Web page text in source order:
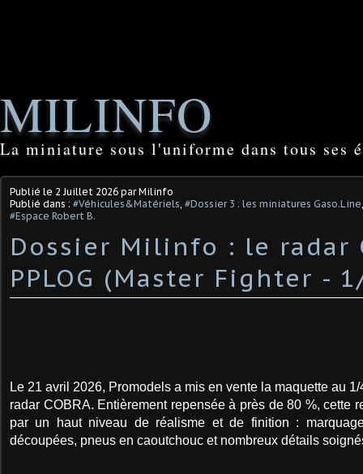
MILINFO
La miniature sous l'uniforme dans tous ses
Publié le 2 Juillet 2026 par Milinfo
Publié dans : #Véhicules&Matériels, #Dossier 3 : les miniatures Gaso.Line
#Espace Robert B.
Dossier Milinfo : le radar
PPLOG (Master Fighter -
Le 21 avril 2026, Promodels a mis en vente la maquette au
radar COBRA. Entièrement repensée à près de 80 %, cette
par un haut niveau de réalisme et de finition :
découpées, pneus en caoutchouc et nombreux détails